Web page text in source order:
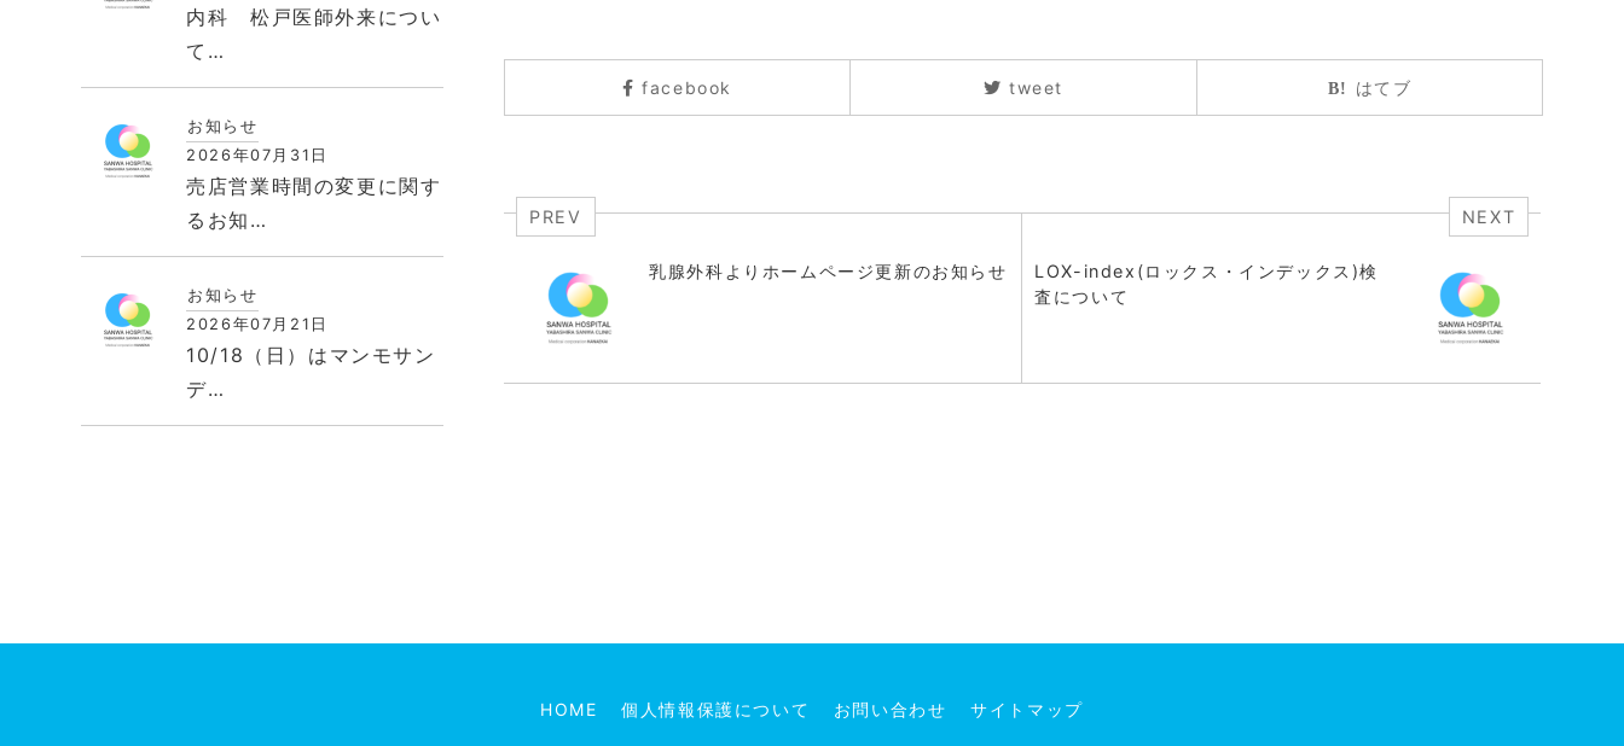
facebook tweet はてブ
PREV
乳腺外科よりホームページ更新のお知らせ
NEXT
LOX-index(ロックス・インデックス)検
査について
内科 松戸医師外来につい
て…
お知らせ
2026年07月31日
売店営業時間の変更に関す
るお知…
お知らせ
2026年07月21日
10/18（日）はマンモサン
デ…
HOME 個人情報保護について お問い合わせ サイトマップ